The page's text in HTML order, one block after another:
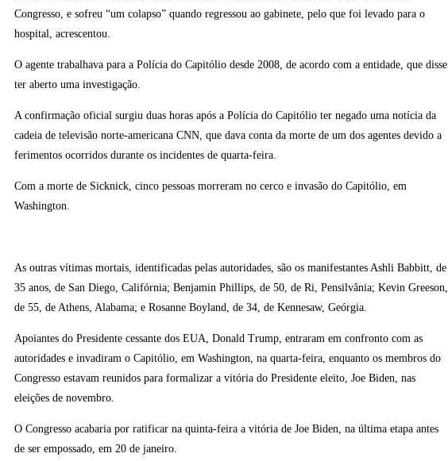
Congresso, e sofreu “um colapso” quando regressou ao gabinete, pelo que foi levado para o
hospital, acrescentou.
O agente trabalhava para a Polícia do Capitólio desde 2008, de acordo com a entidade, que disse
ter aberto uma investigação.
A confirmação oficial surgiu duas horas após a Polícia do Capitólio ter negado uma notícia da
cadeia de televisão norte-americana CNN, que dava conta da morte de um dos agentes devido a
ferimentos ocorridos durante os incidentes de quarta-feira.
Com a morte de Sicknick, cinco pessoas morreram no cerco e invasão do Capitólio, em
Washington.
As outras vítimas mortais, identificadas pelas autoridades, são os manifestantes Ashli Babbitt, de
35 anos, de San Diego, Califórnia; Benjamin Phillips, de 50, de Ri, Pensilvânia; Kevin Greeson,
de 55, de Athens, Alabama; e Rosanne Boyland, de 34, de Kennesaw, Geórgia.
Apoiantes do Presidente cessante dos EUA, Donald Trump, entraram em confronto com as
autoridades e invadiram o Capitólio, em Washington, na quarta-feira, enquanto os membros do
Congresso estavam reunidos para formalizar a vitória do Presidente eleito, Joe Biden, nas
eleições de novembro.
O Congresso acabaria por ratificar na quinta-feira a vitória de Joe Biden, na última etapa antes
de ser empossado, em 20 de janeiro.